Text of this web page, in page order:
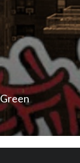
Green